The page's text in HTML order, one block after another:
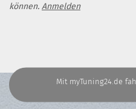
können. Anmelden
Mit myTuning24.de